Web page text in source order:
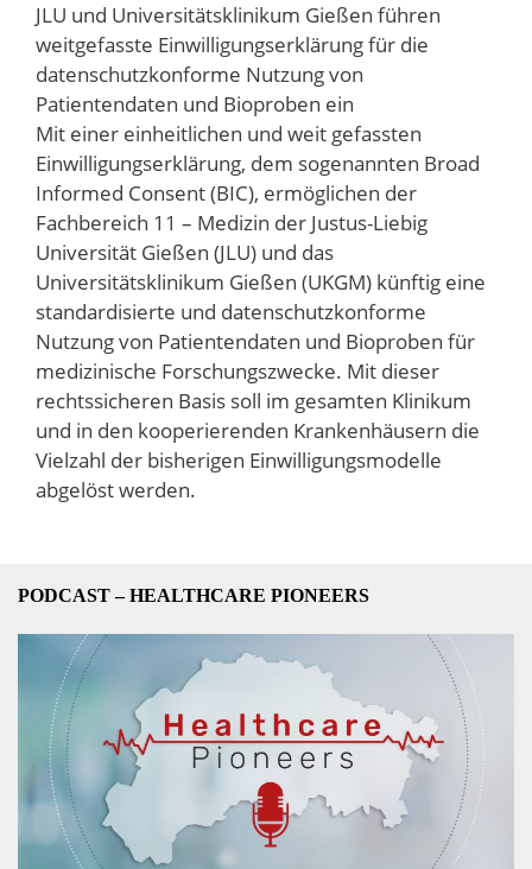
JLU und Universitätsklinikum Gießen führen
weitgefasste Einwilligungserklärung für die
datenschutzkonforme Nutzung von
Patientendaten und Bioproben ein
Mit einer einheitlichen und weit gefassten
Einwilligungserklärung, dem sogenannten Broad
Informed Consent (BIC), ermöglichen der
Fachbereich 11 – Medizin der Justus-Liebig
Universität Gießen (JLU) und das
Universitätsklinikum Gießen (UKGM) künftig eine
standardisierte und datenschutzkonforme
Nutzung von Patientendaten und Bioproben für
medizinische Forschungszwecke. Mit dieser
rechtssicheren Basis soll im gesamten Klinikum
und in den kooperierenden Krankenhäusern die
Vielzahl der bisherigen Einwilligungsmodelle
abgelöst werden.
PODCAST – HEALTHCARE PIONEERS